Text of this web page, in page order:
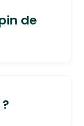
de
collectes